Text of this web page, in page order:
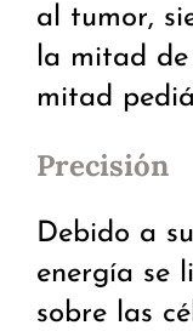
al tumor,
la mitad
mitad
Precisión
Debido a
energía se
sobre las